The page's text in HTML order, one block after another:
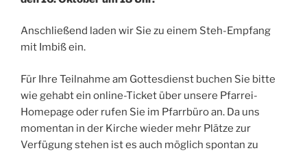
Anschließend laden wir Sie zu einem Steh-Empfang
mit Imbiß ein.
Für Ihre Teilnahme am Gottesdienst buchen Sie bitte
wie gehabt ein online-Ticket über unsere Pfarrei-
Homepage oder rufen Sie im Pfarrbüro an. Da uns
momentan in der Kirche wieder mehr Plätze zur
Verfügung stehen ist es auch möglich spontan zu